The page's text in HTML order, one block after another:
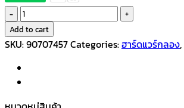
Makana
ขา
ตั้ง
กลอง
อาน
Add to cart
SKU:90707457Categories:ฮาร์ดแวร์กลอง,